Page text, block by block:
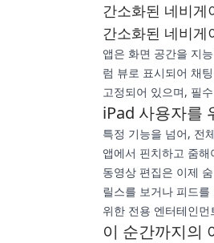
간소화된 네비게
간소화된 네비게
앱은 화면 공간을 지
럼 뷰로 표시되어 채
고정되어 있으며, 필
iPad 사용자를
특정 기능을 넘어, 전
앱에서 핀치하고 줌
동영상 편집은 이제
릴스를 보거나 피드
위한 전용 엔터테인
이 순간까지의